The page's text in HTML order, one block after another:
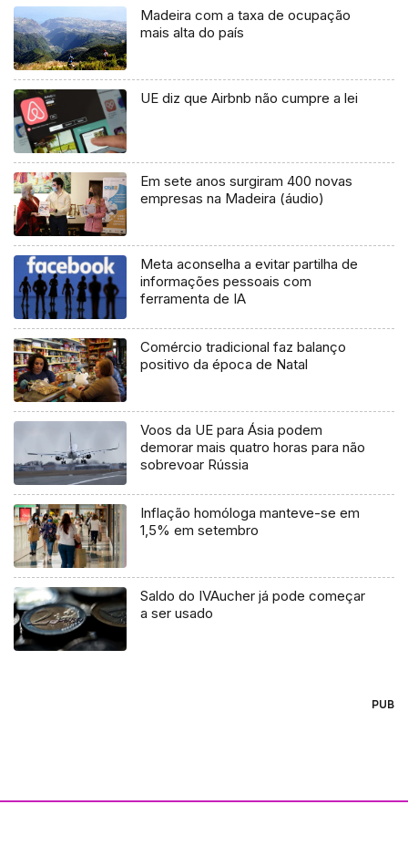
Madeira com a taxa de ocupação
mais alta do país
UE diz que Airbnb não cumpre a lei
Em sete anos surgiram 400 novas
empresas na Madeira (áudio)
Meta aconselha a evitar partilha de
informações pessoais com
ferramenta de IA
Comércio tradicional faz balanço
positivo da época de Natal
Voos da UE para Ásia podem
demorar mais quatro horas para não
sobrevoar Rússia
Inflação homóloga manteve-se em
1,5% em setembro
Saldo do IVAucher já pode começar
a ser usado
PUB